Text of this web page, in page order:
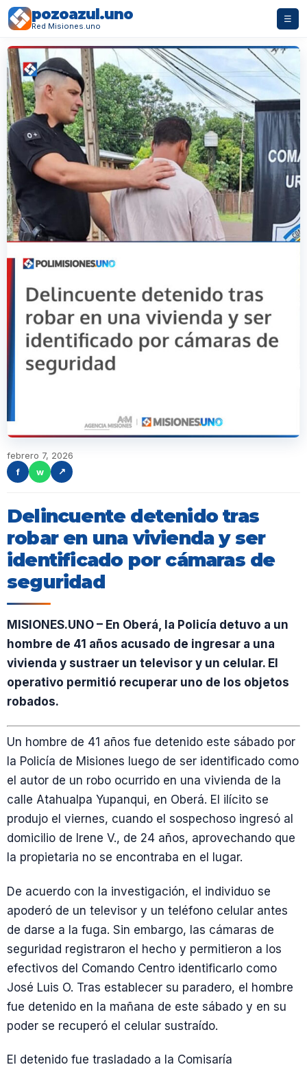
pozoazul.uno
Red Misiones.uno
☰
febrero 7, 2026
f
w ↗
Delincuente detenido tras
robar en una vivienda y ser
identificado por cámaras de
seguridad
MISIONES.UNO – En Oberá, la Policía detuvo a un
hombre de 41 años acusado de ingresar a una
vivienda y sustraer un televisor y un celular. El
operativo permitió recuperar uno de los objetos
robados.
Un hombre de 41 años fue detenido este sábado por
la Policía de Misiones luego de ser identificado como
el autor de un robo ocurrido en una vivienda de la
calle Atahualpa Yupanqui, en Oberá. El ilícito se
produjo el viernes, cuando el sospechoso ingresó al
domicilio de Irene V., de 24 años, aprovechando que
la propietaria no se encontraba en el lugar.
De acuerdo con la investigación, el individuo se
apoderó de un televisor y un teléfono celular antes
de darse a la fuga. Sin embargo, las cámaras de
seguridad registraron el hecho y permitieron a los
efectivos del Comando Centro identificarlo como
José Luis O. Tras establecer su paradero, el hombre
fue detenido en la mañana de este sábado y en su
poder se recuperó el celular sustraído.
El detenido fue trasladado a la Comisaría